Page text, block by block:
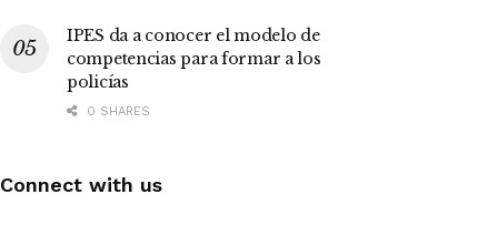
IPES da a conocer el modelo de
competencias para formar a los
policías
0 SHARES
Connect with us